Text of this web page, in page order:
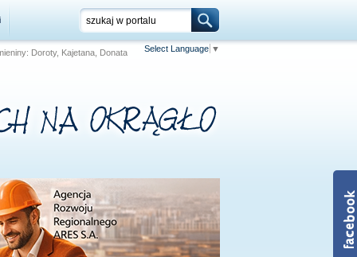
Doroty, Kajetana, Donata Select Language ▼